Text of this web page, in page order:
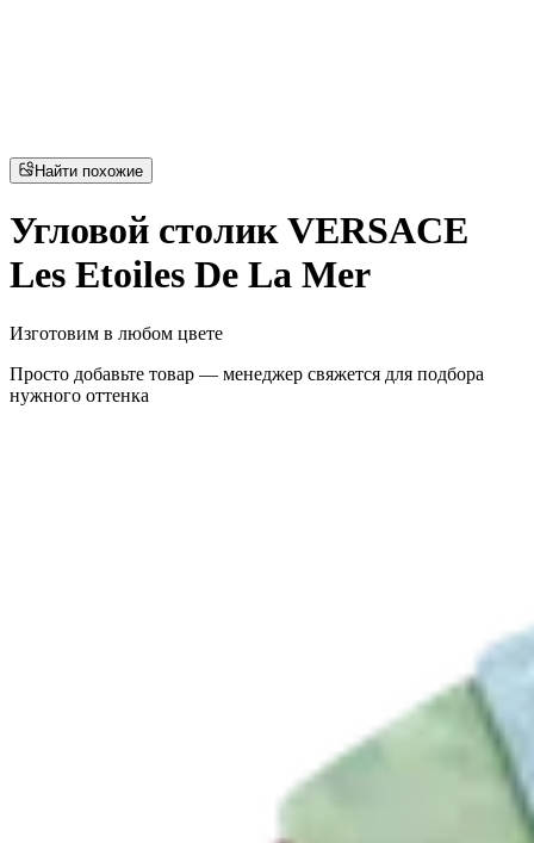
Найти похожие
Угловой столик VERSACE
Les Etoiles De La Mer
Изготовим в любом цвете
Просто добавьте товар — менеджер свяжется для подбора
нужного оттенка